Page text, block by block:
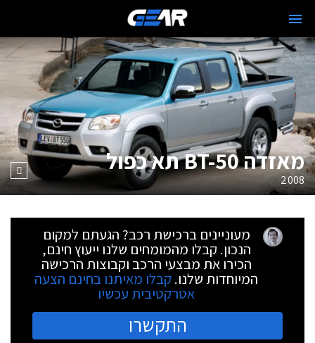
מאזדה BT-50 תא כפול
2008
מעוניינים ברכישת רכב? הגעתם למקום
הנכון. קבלו מהמומחים שלנו ייעוץ חינם,
הכירו את מבצעי הרכב וקבוצות הרכישה
המיוחדות שלנו. קבלו מאיתנו בחינם הצעה
אטרקטיבית עכשיו
התקשרו